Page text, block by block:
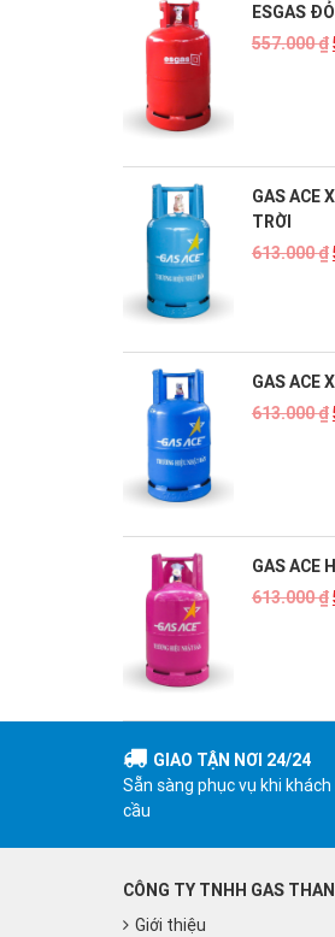
ĐÔI SANKA TECH
BẾP GAS ĐÔI
561
ESGAS
557.000₫
GAS ACE
TRỜI
613.000₫
GAS ACE
613.000₫
GAS ACE
613.000₫
GIAO TẬN NƠI 24/24
Sẵn sàng phục vụ khi
cầu
CÔNG TY TNHH GAS
Giới thiệu